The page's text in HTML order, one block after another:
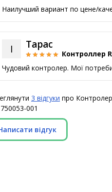
Наилучший вариант по цене/
І Тарас
Контроллер
Чудовий контролер. Мої
3 відгуки про
001
відгук